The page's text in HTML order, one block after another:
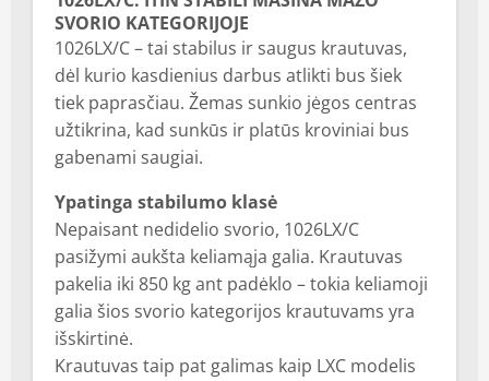
SVORIO KATEGORIJOJE
1026LX/C – tai stabilus ir saugus krautuvas,
dėl kurio kasdienius darbus atlikti bus šiek
tiek paprasčiau. Žemas sunkio jėgos centras
užtikrina, kad sunkūs ir platūs kroviniai bus
gabenami saugiai.
Ypatinga stabilumo klasė
Nepaisant nedidelio svorio, 1026LX/C
pasižymi aukšta keliamąja galia. Krautuvas
pakelia iki 850 kg ant padėklo – tokia keliamoji
galia šios svorio kategorijos krautuvams yra
išskirtinė.
Krautuvas taip pat galimas kaip LXC modelis